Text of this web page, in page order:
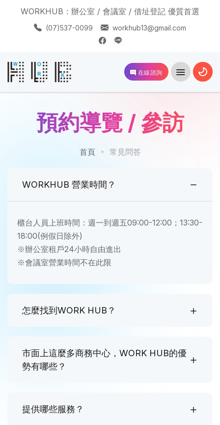
WORKHUB：辦公室 / 會議室 / 借址登記 優質首選
(07)537-0099 workhub13@gmail.com
在線諮詢
預約導覽 / 參訪
首頁 常見問答
WORKHUB 營業時間？
櫃台人員上班時間：週一到週五09:00-12:00；13:30-
18:00(例假日除外)
※辦公室租戶24小時自由進出
※會議室營業時間不在此限
怎麼找到WORK HUB？
市面上這麼多商務中心，WORK HUB的優
勢有哪些？
提供哪些服務？